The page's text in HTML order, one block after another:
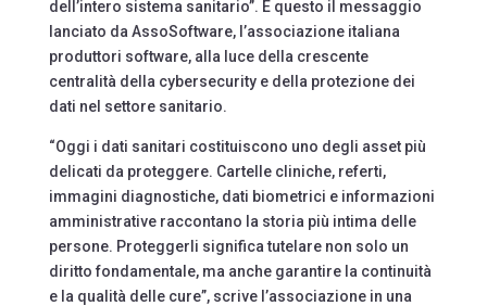
dell’intero sistema sanitario”. È questo il messaggio
lanciato da AssoSoftware, l’associazione italiana
produttori software, alla luce della crescente
centralità della cybersecurity e della protezione dei
dati nel settore sanitario.
“Oggi i dati sanitari costituiscono uno degli asset più
delicati da proteggere. Cartelle cliniche, referti,
immagini diagnostiche, dati biometrici e informazioni
amministrative raccontano la storia più intima delle
persone. Proteggerli significa tutelare non solo un
diritto fondamentale, ma anche garantire la continuità
e la qualità delle cure”, scrive l’associazione in una